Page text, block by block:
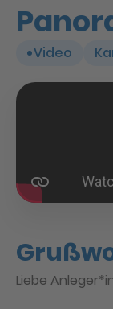
Video
Liebe